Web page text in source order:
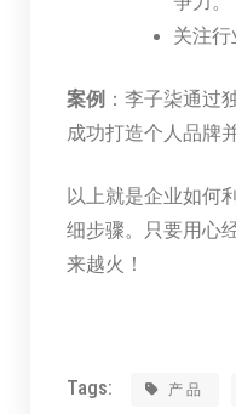
关注行
案例 ：李子柒通过
成功打造个人品牌
以上就是企业如何
细步骤。只要用心
来越火！
Tags: 产品